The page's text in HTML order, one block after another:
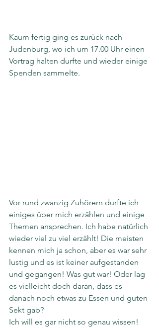
Kaum fertig ging es zurück nach
Judenburg, wo ich um 17.00 Uhr einen
Vortrag halten durfte und wieder einige
Spenden sammelte.
Vor rund zwanzig Zuhörern durfte ich
einiges über mich erzählen und einige
Themen ansprechen. Ich habe natürlich
wieder viel zu viel erzählt! Die meisten
kennen mich ja schon, aber es war sehr
lustig und es ist keiner aufgestanden
und gegangen! Was gut war! Oder lag
es vielleicht doch daran, dass es
danach noch etwas zu Essen und guten
Sekt gab?
Ich will es gar nicht so genau wissen!